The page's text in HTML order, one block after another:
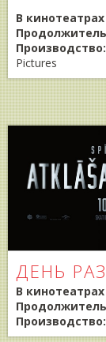
В кинотеатрах
Производство:
Pictures
ДЕНЬ
В кинотеатрах
Производство: